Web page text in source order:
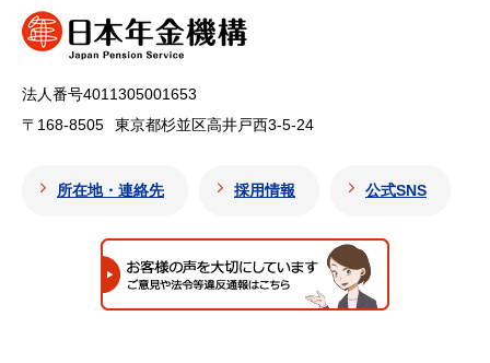
法人番号4011305001653
〒168-8505
東京都杉並区高井戸西3-5-24
所在地・連絡先 採用情報 公式SNS